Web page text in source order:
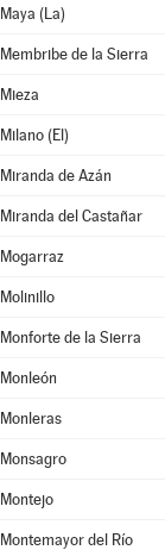
Maya (La)
Membribe de la Sierra
Mieza
Milano (El)
Miranda de Azán
Miranda del Castañar
Mogarraz
Molinillo
Monforte de la Sierra
Monleón
Monleras
Monsagro
Montejo
Montemayor del Río